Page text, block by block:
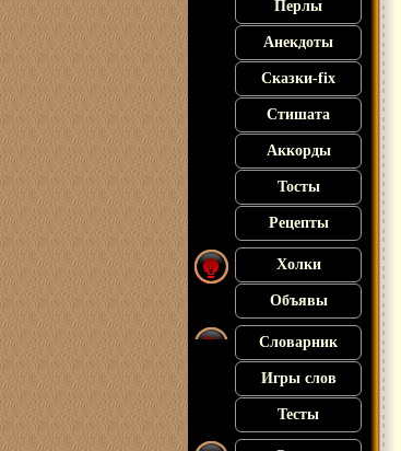
Перлы
Анекдоты
Сказки-fix
Стишата
Аккорды
Тосты
Рецепты
Холки
Объявы
Словарник
Игры слов
Тесты